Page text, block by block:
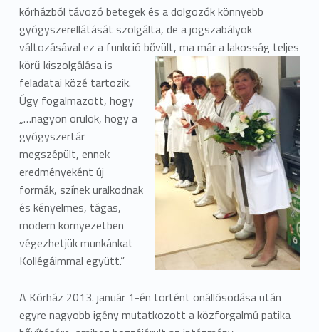
kórházból távozó betegek és a dolgozók könnyebb
gyógyszerellátását szolgálta, de a jogszabályok
változásával ez a funkció bővült, ma már a lakosság teljes
körű kiszolgálása is
feladatai közé tartozik.
Úgy fogalmazott, hogy
„…nagyon örülök, hogy a
gyógyszertár
megszépült, ennek
eredményeként új
formák, színek uralkodnak
és kényelmes, tágas,
modern környezetben
végezhetjük munkánkat
Kollégáimmal együtt.”
A Kórház 2013. január 1-én történt önállósodása után
egyre nagyobb igény mutatkozott a közforgalmú patika